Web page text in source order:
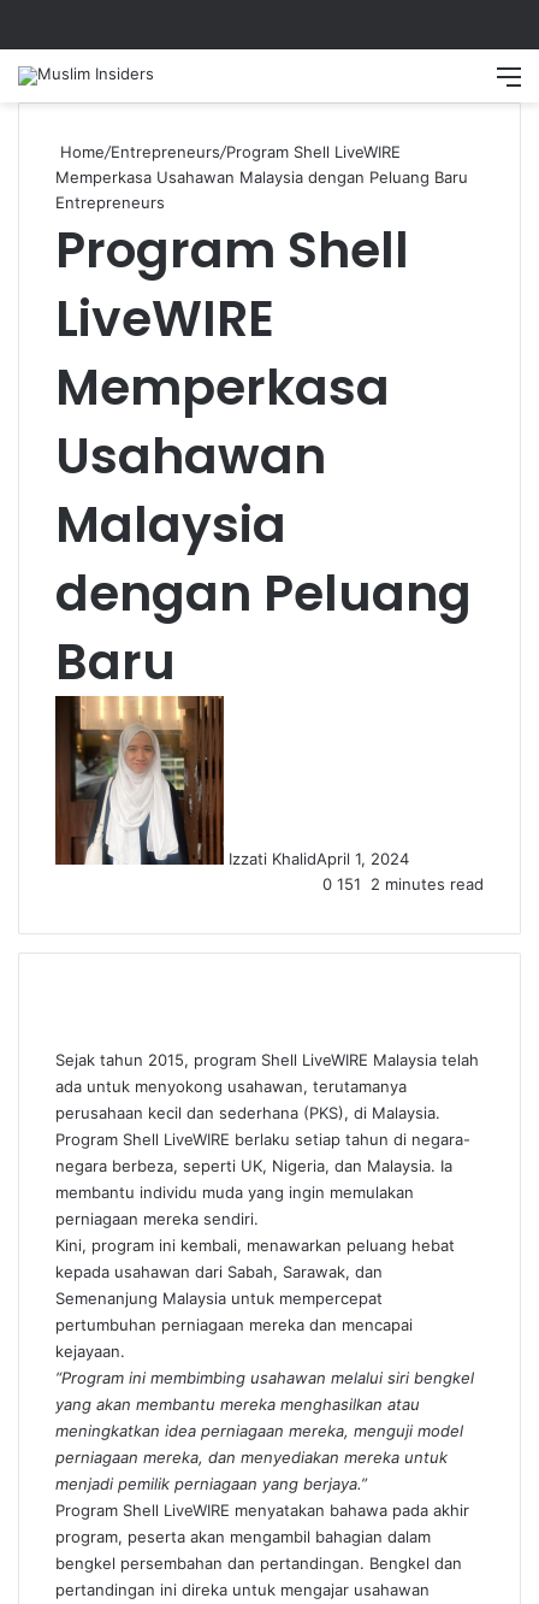
Home/Entrepreneurs/Program Shell LiveWIRE
Memperkasa Usahawan Malaysia dengan Peluang Baru
Entrepreneurs
Program Shell
LiveWIRE
Memperkasa
Usahawan
Malaysia
dengan Peluang
Baru
Izzati KhalidApril 1, 2024
0 151 2 minutes read
Sejak tahun 2015, program Shell LiveWIRE Malaysia telah
ada untuk menyokong usahawan, terutamanya
perusahaan kecil dan sederhana (PKS), di Malaysia.
Program Shell LiveWIRE berlaku setiap tahun di negara-
negara berbeza, seperti UK, Nigeria, dan Malaysia. Ia
membantu individu muda yang ingin memulakan
perniagaan mereka sendiri.
Kini, program ini kembali, menawarkan peluang hebat
kepada usahawan dari Sabah, Sarawak, dan
Semenanjung Malaysia untuk mempercepat
pertumbuhan perniagaan mereka dan mencapai
kejayaan.
“Program ini membimbing usahawan melalui siri bengkel
yang akan membantu mereka menghasilkan atau
meningkatkan idea perniagaan mereka, menguji model
perniagaan mereka, dan menyediakan mereka untuk
menjadi pemilik perniagaan yang berjaya.”
Program Shell LiveWIRE menyatakan bahawa pada akhir
program, peserta akan mengambil bahagian dalam
bengkel persembahan dan pertandingan. Bengkel dan
pertandingan ini direka untuk mengajar usahawan